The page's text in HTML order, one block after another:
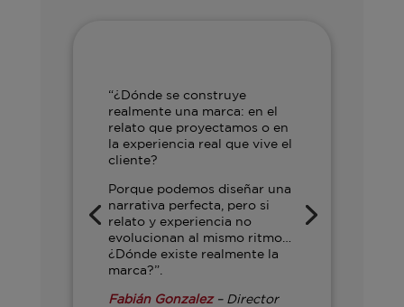
“¿Dónde se construye
realmente una marca: en el
relato que proyectamos o en
la experiencia real que vive el
cliente?
Porque podemos diseñar una
narrativa perfecta, pero si
relato y experiencia no
evolucionan al mismo ritmo…
¿Dónde existe realmente la
marca?”.
Fabián Gonzalez – Director